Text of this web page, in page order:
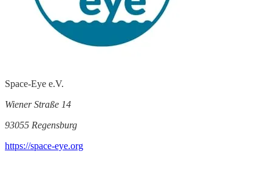
Space-Eye e.V.
Wiener Straße 14
93055 Regensburg
https://space-eye.org